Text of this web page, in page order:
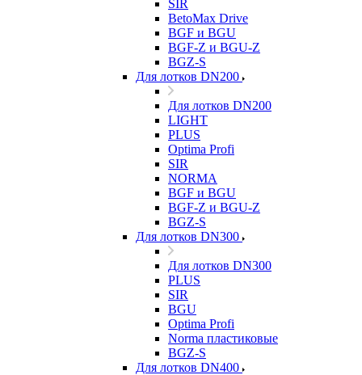
SIR
BetoMax Drive
BGF и BGU
BGF-Z и BGU-Z
BGZ-S
Для лотков DN200
Для лотков DN200
LIGHT
PLUS
Optima Profi
SIR
NORMA
BGF и BGU
BGF-Z и BGU-Z
BGZ-S
Для лотков DN300
Для лотков DN300
PLUS
SIR
BGU
Optima Profi
Norma пластиковые
BGZ-S
Для лотков DN400